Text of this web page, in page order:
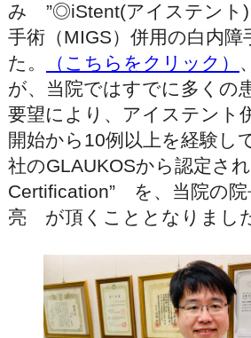
み ”◎iStent(アイステント)
手術（MIGS）併用の白内障
た。
（こちらをクリック）
が、当院ではすでに多くの
要望により、アイステント
開始から10例以上を経験し
社のGLAUKOSから認定さ
Certification” を、当院の
亮 が頂くこととなりまし